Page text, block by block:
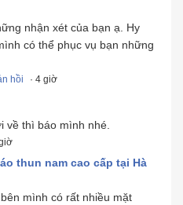
nhận xét của bạn ạ. Hy
có thể phục vụ bạn những
hồi · 4 giờ
về thì báo mình nhé.
thun nam cao cấp tại Hà
mình có rất nhiều mặt